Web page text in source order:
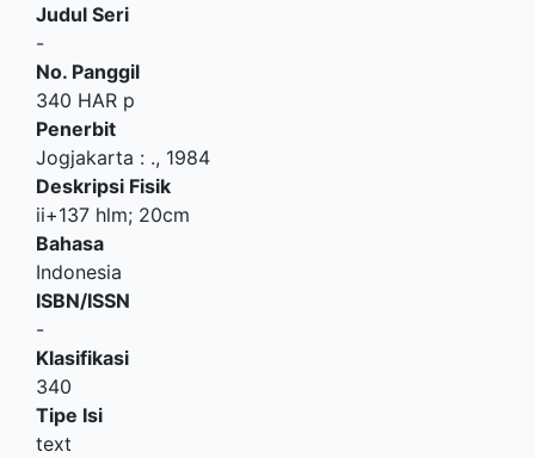
Judul Seri
-
No. Panggil
340 HAR p
Penerbit
Jogjakarta : ., 1984
Deskripsi Fisik
ii+137 hlm; 20cm
Bahasa
Indonesia
ISBN/ISSN
-
Klasifikasi
340
Tipe Isi
text